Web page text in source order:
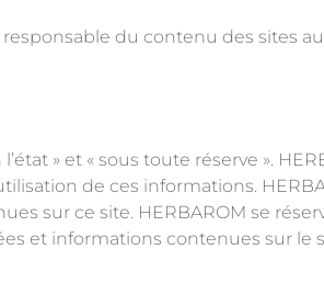
du contenu des sites
» et « sous toute réserve ».
de ces informations.
sur ce site. HERBAROM se
et informations contenues sur le